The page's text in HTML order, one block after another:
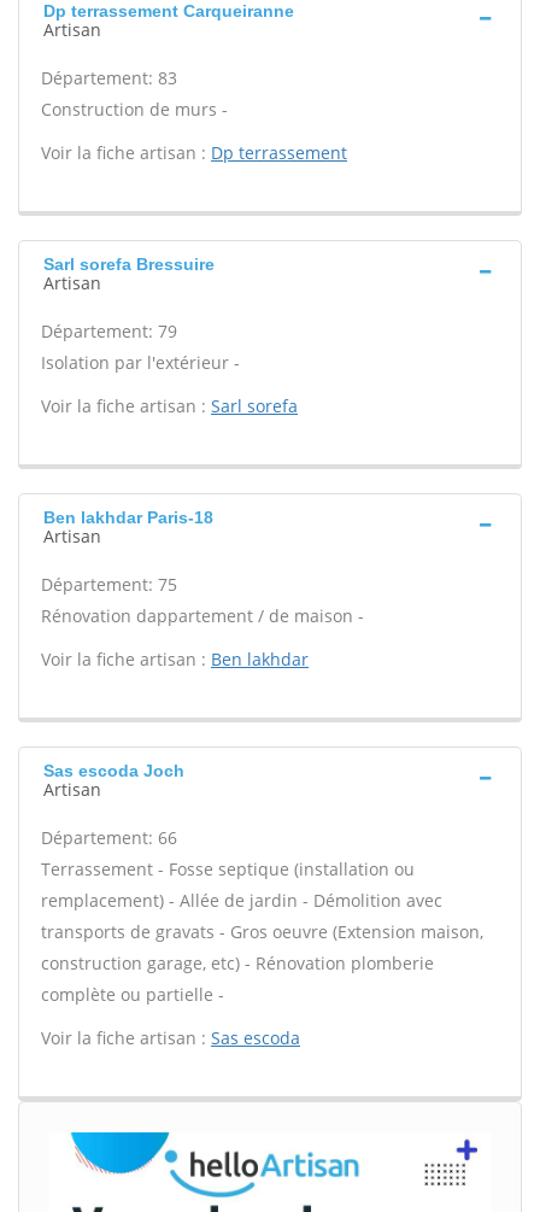
Dp terrassement Carqueiranne
Artisan
Département: 83
Construction de murs -
Voir la fiche artisan : Dp terrassement
Sarl sorefa Bressuire
Artisan
Département: 79
Isolation par l'extérieur -
Voir la fiche artisan : Sarl sorefa
Ben lakhdar Paris-18
Artisan
Département: 75
Rénovation dappartement / de maison -
Voir la fiche artisan : Ben lakhdar
Sas escoda Joch
Artisan
Département: 66
Terrassement - Fosse septique (installation ou
remplacement) - Allée de jardin - Démolition avec
transports de gravats - Gros oeuvre (Extension maison,
construction garage, etc) - Rénovation plomberie
complète ou partielle -
Voir la fiche artisan : Sas escoda